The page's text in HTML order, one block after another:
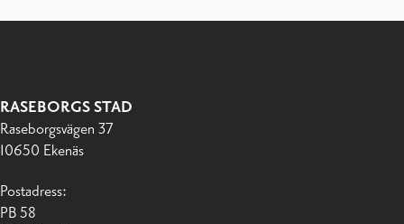
RASEBORGS STAD
Raseborgsvägen 37
10650 Ekenäs
Postadress:
PB 58